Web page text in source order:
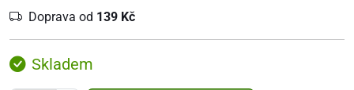
Doprava od 139 Kč
Skladem